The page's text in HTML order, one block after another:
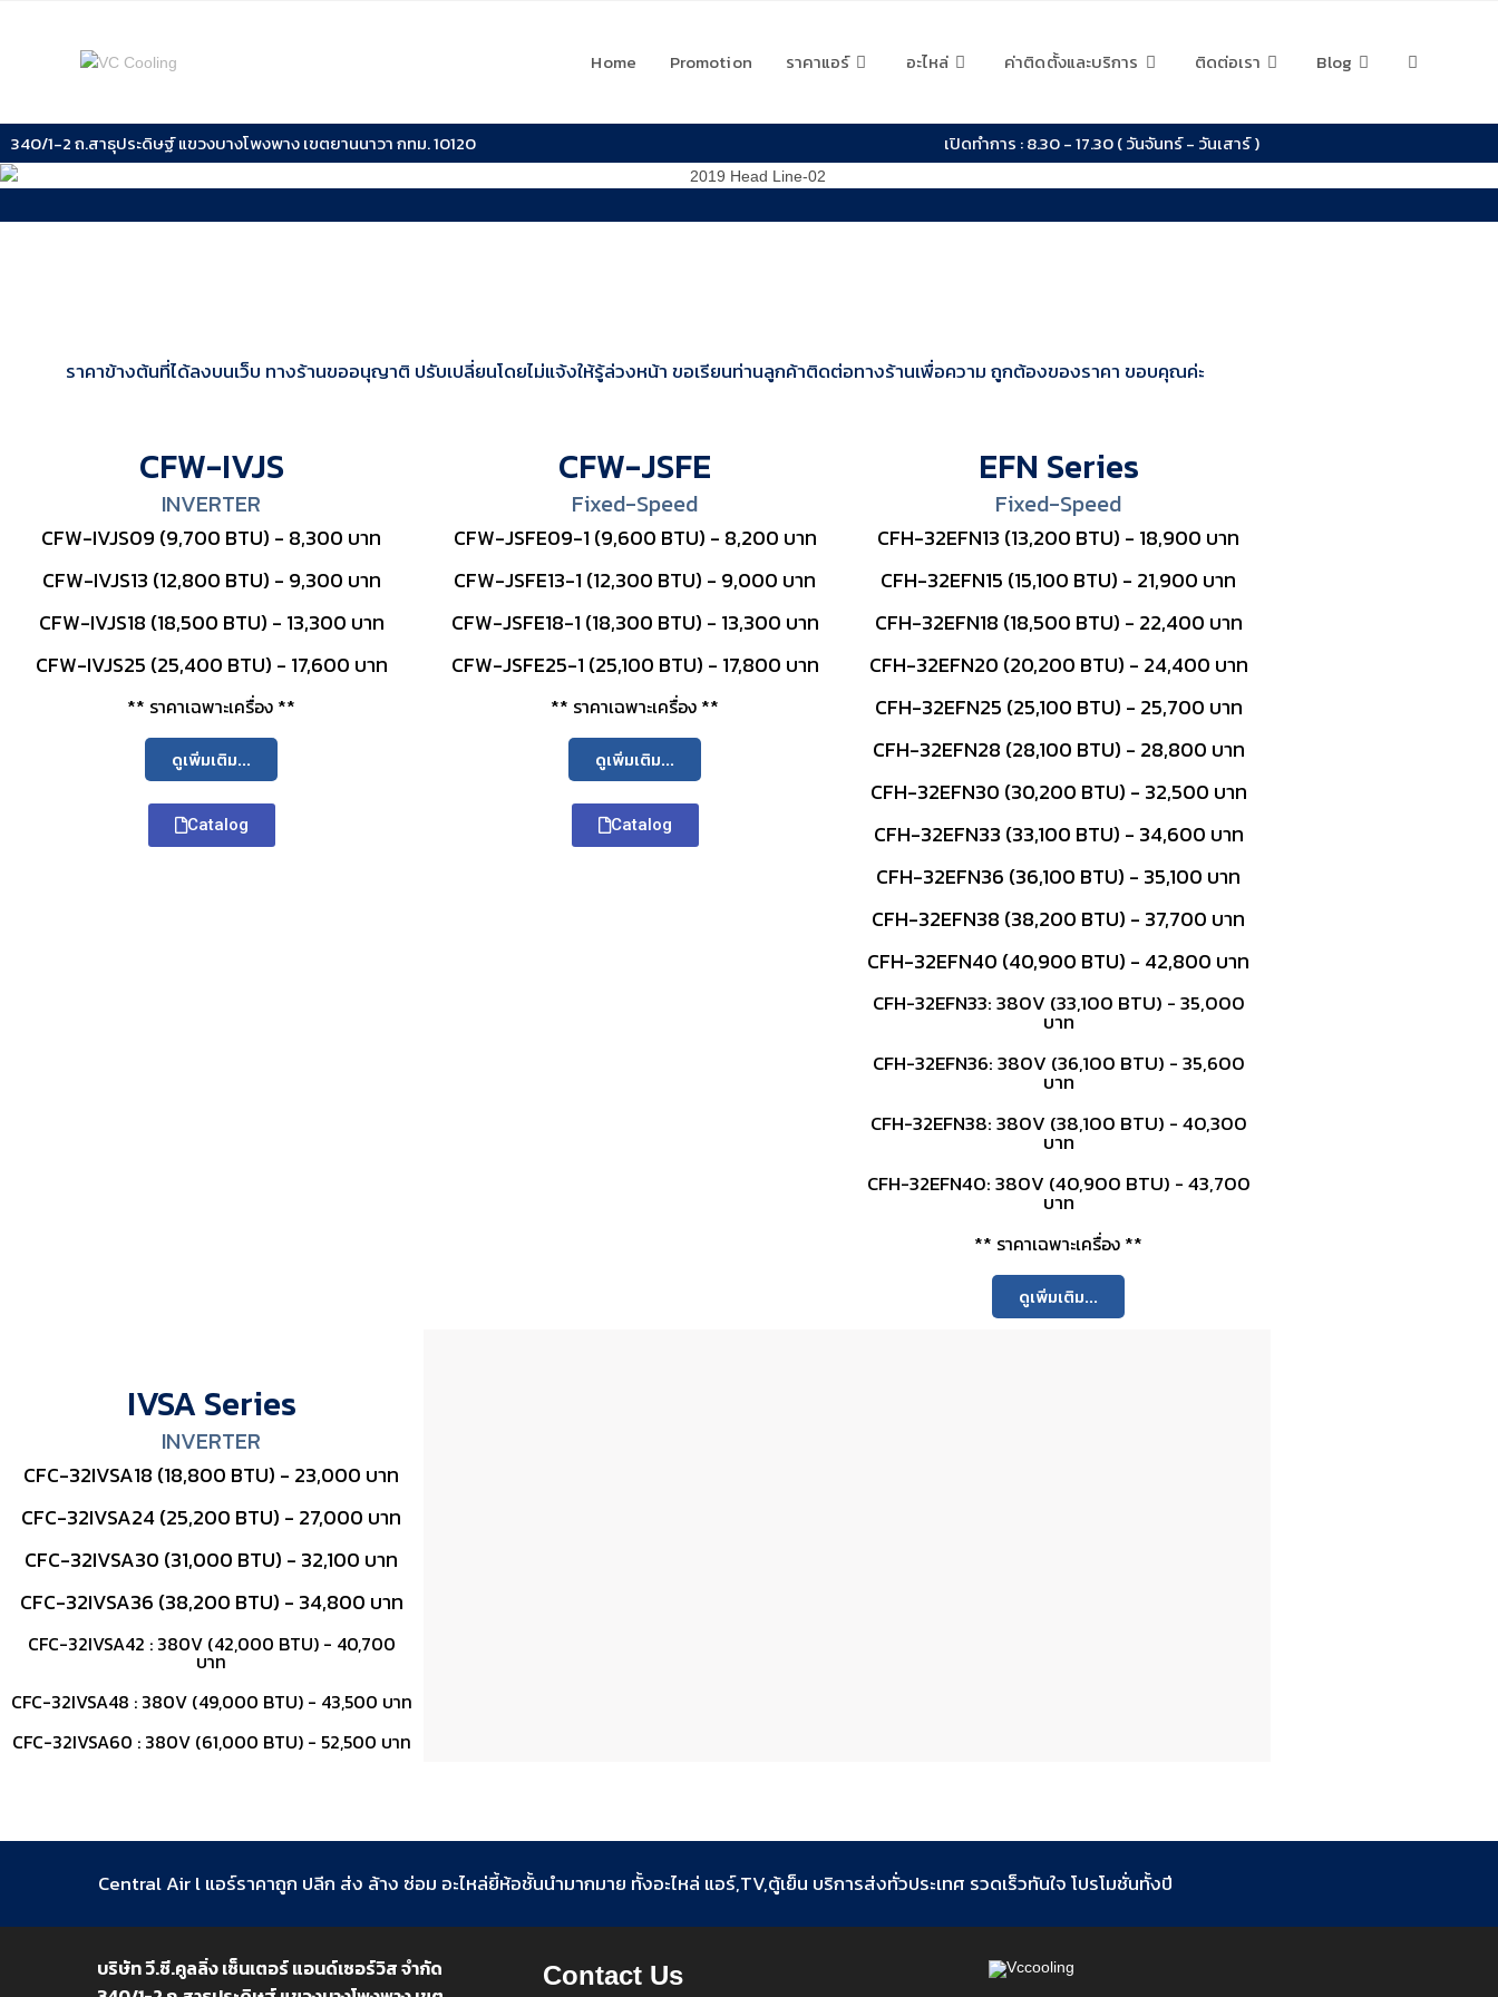
Home Promotion ราคาแอร์ อะไหล่ ค่าติดตั้งและบริการ ติดต่อเรา Blog
340/1-2 ถ.สาธุประดิษฐ์ แขวงบางโพงพาง เขตยานนาวา กทม. 10120 เปิดทำการ : 8.30 - 17.30 ( วันจันทร์ - วันเสาร์ )
ราคาข้างต้นที่ได้ลงบนเว็บ ทางร้านขออนุญาติ ปรับเปลี่ยนโดยไม่แจ้งให้รู้ล่วงหน้า ขอเรียนท่านลูกค้าติดต่อทางร้านเพื่อความ ถูกต้องของราคา ขอบคุณค่ะ
CFW-IVJS
INVERTER
CFW-IVJS09 (9,700 BTU) - 8,300 บาท
CFW-IVJS13 (12,800 BTU) - 9,300 บาท
CFW-IVJS18 (18,500 BTU) - 13,300 บาท
CFW-IVJS25 (25,400 BTU) - 17,600 บาท
** ราคาเฉพาะเครื่อง **
ดูเพิ่มเติม...
Catalog
CFW-JSFE
Fixed-Speed
CFW-JSFE09-1 (9,600 BTU) - 8,200 บาท
CFW-JSFE13-1 (12,300 BTU) - 9,000 บาท
CFW-JSFE18-1 (18,300 BTU) - 13,300 บาท
CFW-JSFE25-1 (25,100 BTU) - 17,800 บาท
** ราคาเฉพาะเครื่อง **
ดูเพิ่มเติม...
Catalog
EFN Series
Fixed-Speed
CFH-32EFN13 (13,200 BTU) - 18,900 บาท
CFH-32EFN15 (15,100 BTU) - 21,900 บาท
CFH-32EFN18 (18,500 BTU) - 22,400 บาท
CFH-32EFN20 (20,200 BTU) - 24,400 บาท
CFH-32EFN25 (25,100 BTU) - 25,700 บาท
CFH-32EFN28 (28,100 BTU) - 28,800 บาท
CFH-32EFN30 (30,200 BTU) - 32,500 บาท
CFH-32EFN33 (33,100 BTU) - 34,600 บาท
CFH-32EFN36 (36,100 BTU) - 35,100 บาท
CFH-32EFN38 (38,200 BTU) - 37,700 บาท
CFH-32EFN40 (40,900 BTU) - 42,800 บาท
CFH-32EFN33: 380V (33,100 BTU) - 35,000
บาท
CFH-32EFN36: 380V (36,100 BTU) - 35,600
บาท
CFH-32EFN38: 380V (38,100 BTU) - 40,300
บาท
CFH-32EFN40: 380V (40,900 BTU) - 43,700
บาท
** ราคาเฉพาะเครื่อง **
ดูเพิ่มเติม...
IVSA Series
INVERTER
CFC-32IVSA18 (18,800 BTU) - 23,000 บาท
CFC-32IVSA24 (25,200 BTU) - 27,000 บาท
CFC-32IVSA30 (31,000 BTU) - 32,100 บาท
CFC-32IVSA36 (38,200 BTU) - 34,800 บาท
CFC-32IVSA42 : 380V (42,000 BTU) - 40,700
บาท
CFC-32IVSA48 : 380V (49,000 BTU) - 43,500 บาท
CFC-32IVSA60 : 380V (61,000 BTU) - 52,500 บาท
Central Air l แอร์ราคาถูก ปลีก ส่ง ล้าง ซ่อม อะไหล่ยี้ห้อชั้นนำมากมาย ทั้งอะไหล่ แอร์,TV,ตู้เย็น บริการส่งทั่วประเทศ รวดเร็วทันใจ โปรโมชั่นทั้งปี
บริษัท วี.ซี.คูลลิ่ง เซ็นเตอร์ แอนด์เซอร์วิส จำกัด
Contact Us Vccooling